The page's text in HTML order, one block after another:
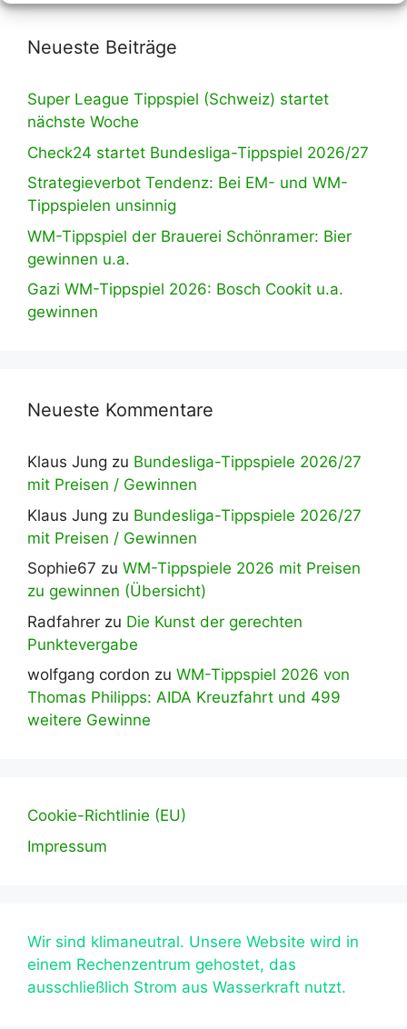
Neueste Beiträge
Super League Tippspiel (Schweiz) startet
nächste Woche
Check24 startet Bundesliga-Tippspiel 2026/27
Strategieverbot Tendenz: Bei EM- und WM-
Tippspielen unsinnig
WM-Tippspiel der Brauerei Schönramer: Bier
gewinnen u.a.
Gazi WM-Tippspiel 2026: Bosch Cookit u.a.
gewinnen
Neueste Kommentare
Klaus Jung zu Bundesliga-Tippspiele 2026/27
mit Preisen / Gewinnen
Klaus Jung zu Bundesliga-Tippspiele 2026/27
mit Preisen / Gewinnen
Sophie67 zu WM-Tippspiele 2026 mit Preisen
zu gewinnen (Übersicht)
Radfahrer zu Die Kunst der gerechten
Punktevergabe
wolfgang cordon zu WM-Tippspiel 2026 von
Thomas Philipps: AIDA Kreuzfahrt und 499
weitere Gewinne
Cookie-Richtlinie (EU)
Impressum
Wir sind klimaneutral. Unsere Website wird in
einem Rechenzentrum gehostet, das
ausschließlich Strom aus Wasserkraft nutzt.